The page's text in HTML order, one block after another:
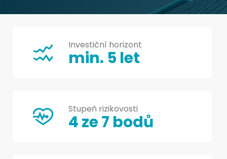
Investiční horizont
min. 5 let
Stupeň rizikovosti
4 ze 7 bodů